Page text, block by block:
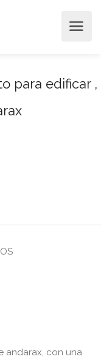
para edificar ,
andarax, con una